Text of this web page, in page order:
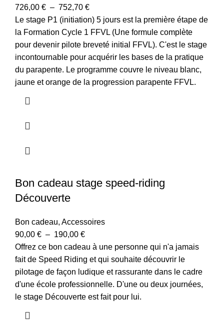
726,00 € – 752,70 €
Le stage P1 (initiation) 5 jours est la première étape de
la Formation Cycle 1 FFVL (Une formule complète
pour devenir pilote breveté initial FFVL). C'est le stage
incontournable pour acquérir les bases de la pratique
du parapente. Le programme couvre le niveau blanc,
jaune et orange de la progression parapente FFVL.
Bon cadeau stage speed-riding
Découverte
Bon cadeau, Accessoires
90,00 € – 190,00 €
Offrez ce bon cadeau à une personne qui n'a jamais
fait de Speed Riding et qui souhaite découvrir le
pilotage de façon ludique et rassurante dans le cadre
d'une école professionnelle. D'une ou deux journées,
le stage Découverte est fait pour lui.